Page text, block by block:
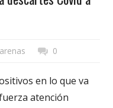
0
en lo que va
atención